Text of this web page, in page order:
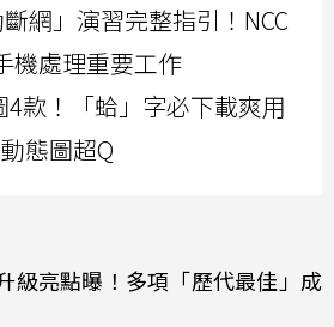
網」演習完整指引！NCC
機處理重要工作
4款！「蛤」字必下載爽用
態圖超Q
級亮點曝！多項「歷代最佳」成